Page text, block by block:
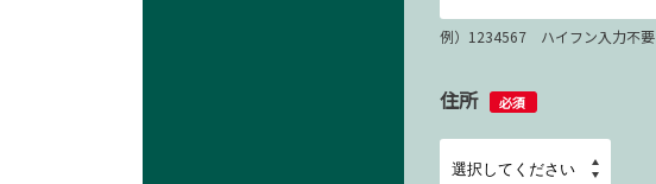
例）1234567 ハイフン入力不要
住所 必須